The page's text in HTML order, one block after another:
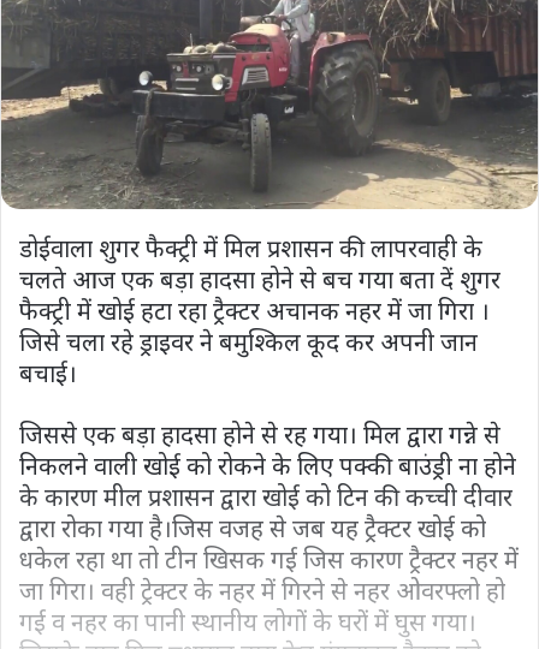
डोईवाला शुगर फैक्ट्री में मिल प्रशासन की लापरवाही के
चलते आज एक बड़ा हादसा होने से बच गया बता दें शुगर
फैक्ट्री में खोई हटा रहा ट्रैक्टर अचानक नहर में जा गिरा ।
जिसे चला रहे ड्राइवर ने बमुश्किल कूद कर अपनी जान
बचाई।
जिससे एक बड़ा हादसा होने से रह गया। मिल द्वारा गन्ने से
निकलने वाली खोई को रोकने के लिए पक्की बाउंड्री ना होने
के कारण मील प्रशासन द्वारा खोई को टिन की कच्ची दीवार
द्वारा रोका गया है।जिस वजह से जब यह ट्रैक्टर खोई को
धकेल रहा था तो टीन खिसक गई जिस कारण ट्रैक्टर नहर में
जा गिरा। वही ट्रेक्टर के नहर में गिरने से नहर ओवरफ्लो हो
गई व नहर का पानी स्थानीय लोगों के घरों में घुस गया।